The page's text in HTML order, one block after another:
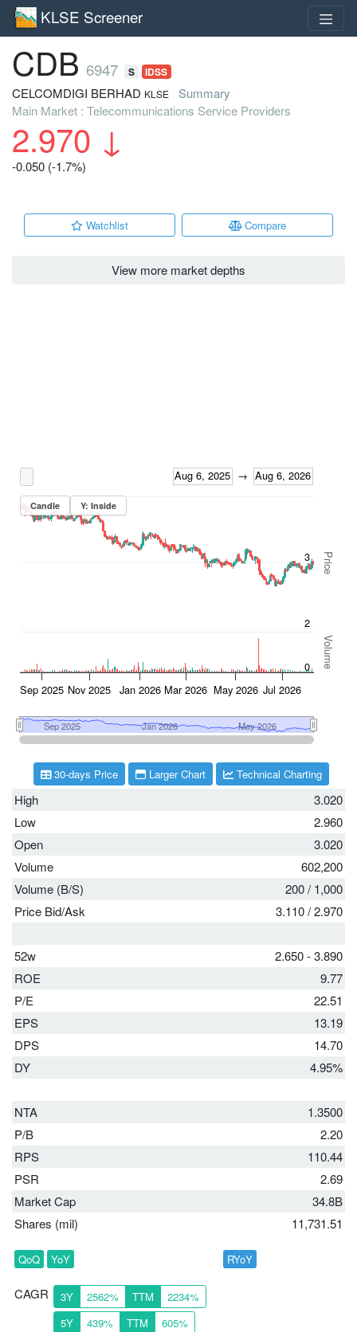
KLSE Screener
CDB 6947 S IDSS
CELCOMDIGI BERHAD KLSE
Summary
Main Market : Telecommunications Service Providers
2.970 ↓
-0.050 (-1.7%)
Watchlist Compare
View more market depths
High
3.020
Low
2.960
Open
3.020
Volume
602,200
Volume (B/S)
200/ 1,000
Price Bid/Ask
3.110/2.970
52w
2.650 - 3.890
ROE
9.77
P/E
22.51
EPS
13.19
DPS
14.70
DY
4.95%
NTA
1.3500
P/B
2.20
RPS
110.44
PSR
2.69
Market Cap
34.8B
Shares (mil)
11,731.51
QoQ YoY RYoY
CAGR 3Y 2562% TTM
2234%
5Y
439% TTM 605%
30-days Price Larger Chart Technical Charting